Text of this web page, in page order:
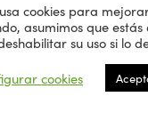
3
cookies para
asumimos que
su uso si lo
cookies